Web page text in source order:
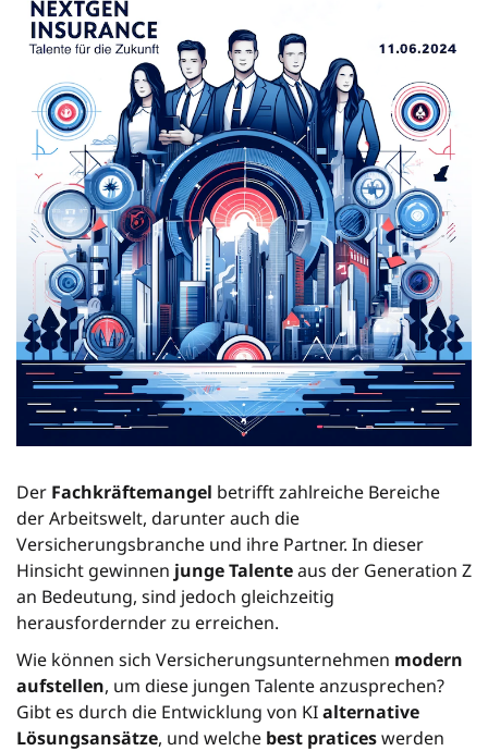
Der Fachkräftemangel betrifft zahlreiche Bereiche
der Arbeitswelt, darunter auch die
Versicherungsbranche und ihre Partner. In dieser
Hinsicht gewinnen junge Talenteaus der Generation Z
an Bedeutung, sind jedoch gleichzeitig
herausfordernder zu erreichen.
Wie können sich Versicherungsunternehmen modern
aufstellen, um diese jungen Talente anzusprechen?
Gibt es durch die Entwicklung von KIalternative
Lösungsansätze, und welche best praticeswerden